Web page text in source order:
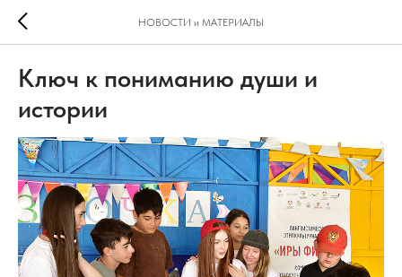
НОВОСТИ и МАТЕРИАЛЫ
Ключ к пониманию души и
истории